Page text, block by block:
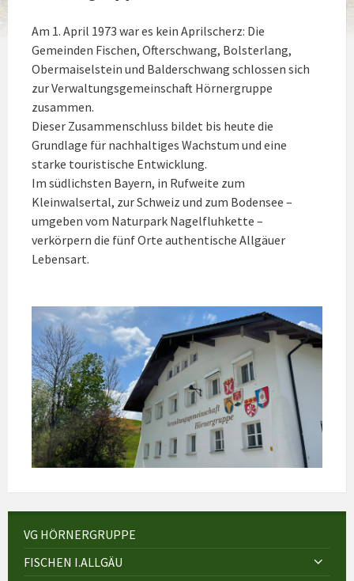
Am 1. April 1973 war es kein Aprilscherz: Die
Gemeinden Fischen, Ofterschwang, Bolsterlang,
Obermaiselstein und Balderschwang schlossen sich
zur Verwaltungsgemeinschaft Hörnergruppe
zusammen.
Dieser Zusammenschluss bildet bis heute die
Grundlage für nachhaltiges Wachstum und eine
starke touristische Entwicklung.
Im südlichsten Bayern, in Rufweite zum
Kleinwalsertal, zur Schweiz und zum Bodensee –
umgeben vom Naturpark Nagelfluhkette –
verkörpern die fünf Orte authentische Allgäuer
Lebensart.
VG HÖRNERGRUPPE
FISCHEN I.ALLGÄU